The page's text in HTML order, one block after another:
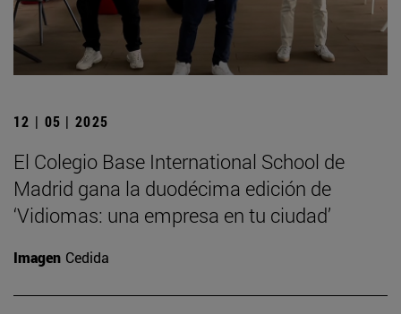
12 | 05 | 2025
El Colegio Base International School de
Madrid gana la duodécima edición de
‘Vidiomas: una empresa en tu ciudad’
Imagen Cedida